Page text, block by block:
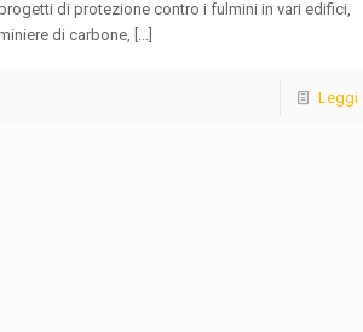
di protezione contro i fulmini in vari edifici,
di carbone, [...]
Leggi